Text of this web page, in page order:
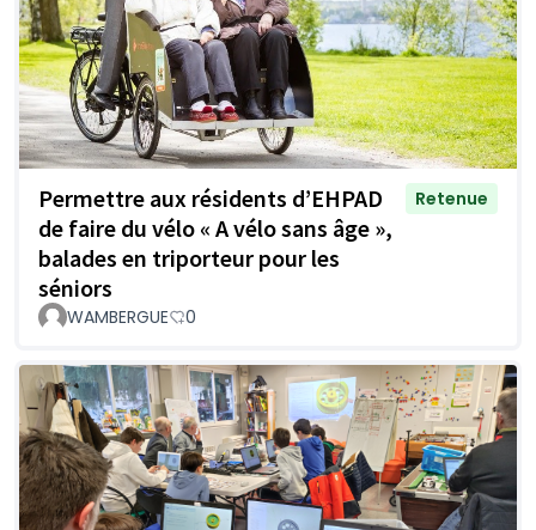
Permettre aux résidents d’EHPAD
de faire du vélo « A vélo sans âge »,
balades en triporteur pour les
séniors
Retenue
WAMBERGUE 0